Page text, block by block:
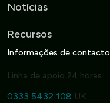
Notícias
Recursos
Informações de contacto
Linha de apoio 24 horas
0333 5432 108 UK